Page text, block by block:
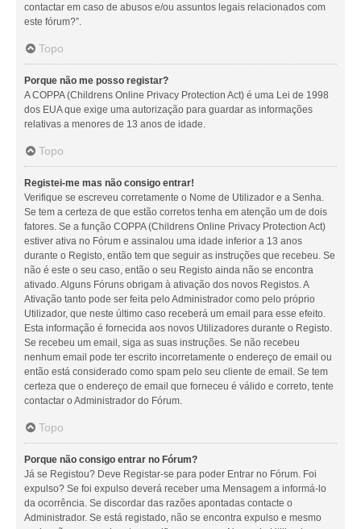
contactar em caso de abusos e/ou assuntos legais relacionados com
este fórum?”.
Topo
Porque não me posso registar?
A COPPA (Childrens Online Privacy Protection Act) é uma Lei de 1998
dos EUA que exige uma autorização para guardar as informações
relativas a menores de 13 anos de idade.
Topo
Registei-me mas não consigo entrar!
Verifique se escreveu corretamente o Nome de Utilizador e a Senha.
Se tem a certeza de que estão corretos tenha em atenção um de dois
fatores. Se a função COPPA (Childrens Online Privacy Protection Act)
estiver ativa no Fórum e assinalou uma idade inferior a 13 anos
durante o Registo, então tem que seguir as instruções que recebeu. Se
não é este o seu caso, então o seu Registo ainda não se encontra
ativado. Alguns Fóruns obrigam à ativação dos novos Registos. A
Ativação tanto pode ser feita pelo Administrador como pelo próprio
Utilizador, que neste último caso receberá um email para esse efeito.
Esta informação é fornecida aos novos Utilizadores durante o Registo.
Se recebeu um email, siga as suas instruções. Se não recebeu
nenhum email pode ter escrito incorretamente o endereço de email ou
então está considerado como spam pelo seu cliente de email. Se tem
certeza que o endereço de email que forneceu é válido e correto, tente
contactar o Administrador do Fórum.
Topo
Porque não consigo entrar no Fórum?
Já se Registou? Deve Registar-se para poder Entrar no Fórum. Foi
expulso? Se foi expulso deverá receber uma Mensagem a informá-lo
da ocorrência. Se discordar das razões apontadas contacte o
Administrador. Se está registado, não se encontra expulso e mesmo